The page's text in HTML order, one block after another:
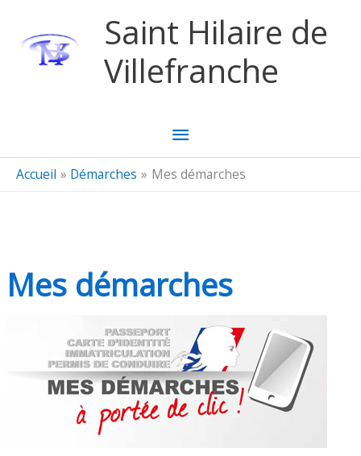
Saint Hilaire de
Villefranche
Menu
principal
Accueil Démarches Mes démarches
Mes démarches